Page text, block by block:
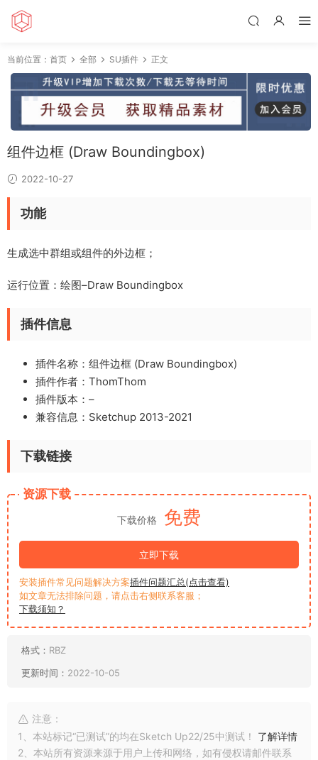
当前位置： 首页 全部 SU插件 正文
组件边框 (Draw Boundingbox)
2022-10-27
功能
生成选中群组或组件的外边框；
运行位置：绘图–Draw Boundingbox
插件信息
插件名称：组件边框 (Draw Boundingbox)
插件作者： ThomThom
插件版本：–
兼容信息：Sketchup 2013-2021
下载链接
资源下载
下载价格 免费
立即下载
安装插件常见问题解决方案插件问题汇总(点击查看)
如文章无法排除问题，请点击右侧联系客服；
下载须知？
格式： RBZ
更新时间： 2022-10-05
注意：
1、本站标记“已测试”的均在Sketch Up22/25中测试！ 了解详情
2、本站所有资源来源于用户上传和网络，如有侵权请邮件联系